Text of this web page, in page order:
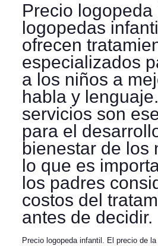
Precio
logopedas
ofrecen
especializados
a los niños a
habla y
servicios son
para el
bienestar de los
lo que es
los padres
costos del
antes de decidir.
Precio logopeda infantil. El precio de